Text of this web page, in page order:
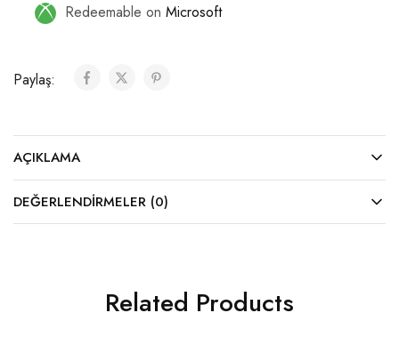
Redeemable on Microsoft
Paylaş:
AÇIKLAMA
DEĞERLENDIRMELER (0)
Related Products